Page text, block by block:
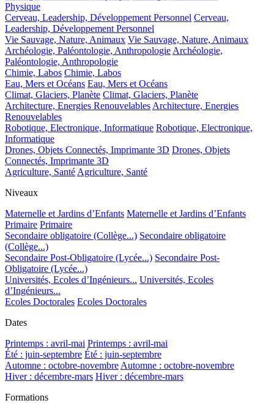
Physique
Cerveau, Leadership, Développement Personnel Cerveau,
Leadership, Développement Personnel
Vie Sauvage, Nature, Animaux Vie Sauvage, Nature, Animaux
Archéologie, Paléontologie, Anthropologie Archéologie,
Paléontologie, Anthropologie
Chimie, Labos Chimie, Labos
Eau, Mers et Océans Eau, Mers et Océans
Climat, Glaciers, Planète Climat, Glaciers, Planète
Architecture, Energies Renouvelables Architecture, Energies
Renouvelables
Robotique, Electronique, Informatique Robotique, Electronique,
Informatique
Drones, Objets Connectés, Imprimante 3D Drones, Objets
Connectés, Imprimante 3D
Agriculture, Santé Agriculture, Santé
Niveaux
Maternelle et Jardins d’Enfants Maternelle et Jardins d’Enfants
Primaire Primaire
Secondaire obligatoire (Collège...) Secondaire obligatoire
(Collège...)
Secondaire Post-Obligatoire (Lycée...) Secondaire Post-
Obligatoire (Lycée...)
Universités, Ecoles d’Ingénieurs... Universités, Ecoles
d’Ingénieurs...
Ecoles Doctorales Ecoles Doctorales
Dates
Printemps : avril-mai Printemps : avril-mai
Été : juin-septembre Été : juin-septembre
Automne : octobre-novembre Automne : octobre-novembre
Hiver : décembre-mars Hiver : décembre-mars
Formations